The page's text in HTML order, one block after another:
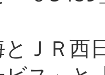
ＪＲ西